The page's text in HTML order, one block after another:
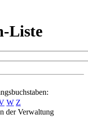
Liste
W Z
der Verwaltung